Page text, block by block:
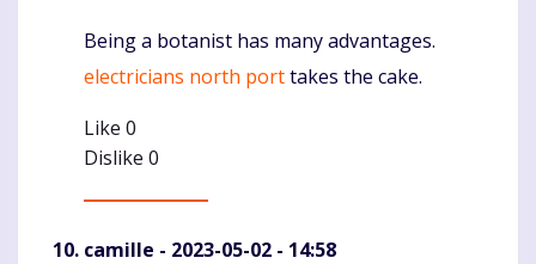
Komentaras
Being a botanist has many advantages.
electricians north porttakes the cake.
Like 0
Dislike 0
camille - 2023-05-02 - 14:58